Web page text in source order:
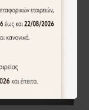
20.60€